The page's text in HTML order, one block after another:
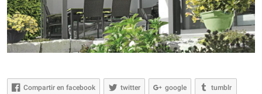
Compartir en facebook twitter google tumblr